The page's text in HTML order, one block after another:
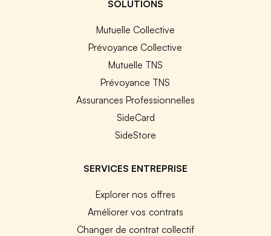
SOLUTIONS
Mutuelle Collective
Prévoyance Collective
Mutuelle TNS
Prévoyance TNS
Assurances Professionnelles
SideCard
SideStore
SERVICES ENTREPRISE
Explorer nos offres
Améliorer vos contrats
Changer de contrat collectif